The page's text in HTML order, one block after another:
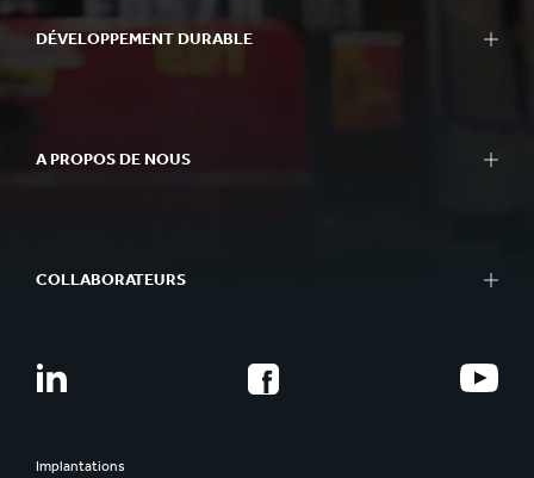
DÉVELOPPEMENT DURABLE
A PROPOS DE NOUS
COLLABORATEURS
Implantations